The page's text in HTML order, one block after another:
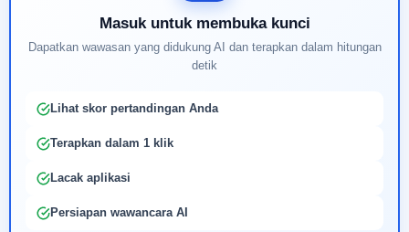
Masuk untuk membuka kunci
Dapatkan wawasan yang didukung AI dan terapkan dalam hitungan
detik
Lihat skor pertandingan Anda
Terapkan dalam 1 klik
Lacak aplikasi
Persiapan wawancara AI